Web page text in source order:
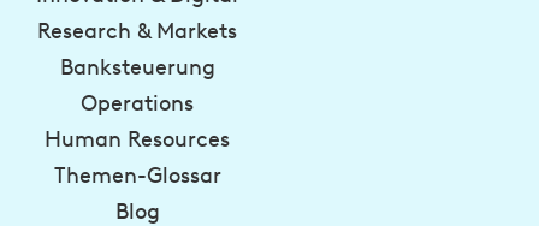
Research & Markets
Banksteuerung
Operations
Human Resources
Themen-Glossar
Blog